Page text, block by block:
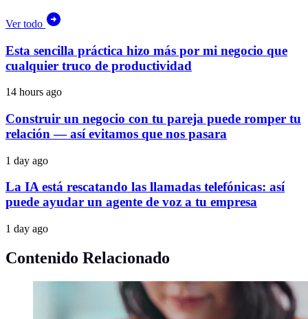
Ver todo
Esta sencilla práctica hizo más por mi negocio que
cualquier truco de productividad
14 hours ago
Construir un negocio con tu pareja puede romper tu
relación — así evitamos que nos pasara
1 day ago
La IA está rescatando las llamadas telefónicas: así
puede ayudar un agente de voz a tu empresa
1 day ago
Contenido Relacionado